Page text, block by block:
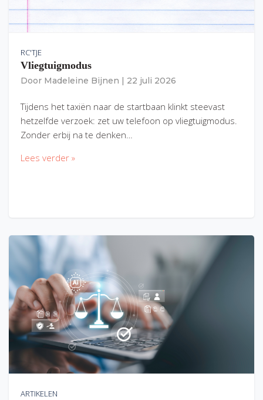
RC'TJE
Vliegtuigmodus
Door Madeleine Bijnen 22 juli 2026
Tijdens het taxiën naar de startbaan klinkt steevast
hetzelfde verzoek: zet uw telefoon op vliegtuigmodus.
Zonder erbij na te denken…
Lees verder »
ARTIKELEN